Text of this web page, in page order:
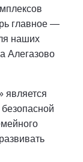
главное —
наших
Алегазово
является